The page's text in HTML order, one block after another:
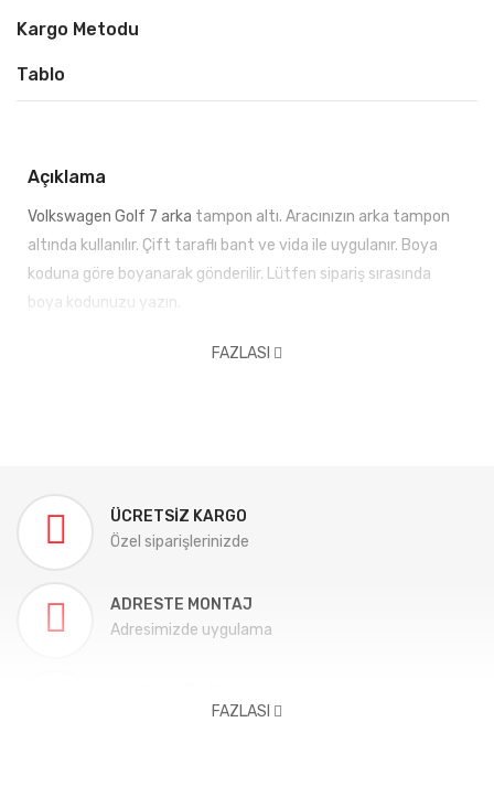
Kargo Metodu
Tablo
Açıklama
Volkswagen Golf 7 arka tampon altı. Aracınızın arka tampon
altında kullanılır. Çift taraflı bant ve vida ile uygulanır. Boya
koduna göre boyanarak gönderilir. Lütfen sipariş sırasında
boya kodunuzu yazın.
FAZLASI
ÜCRETSIZ KARGO
Özel siparişlerinizde
ADRESTE MONTAJ
Adresimizde uygulama
Aracınıza tam uygun
FAZLASI